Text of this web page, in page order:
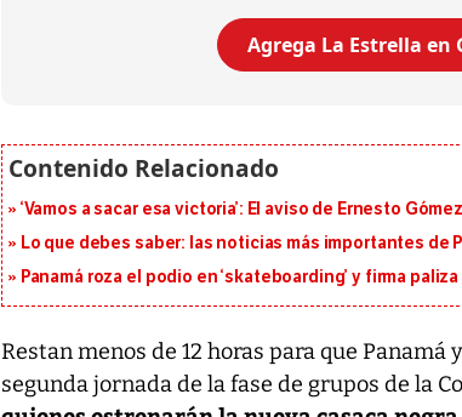
Agrega La Estrella en
‘Vamos a sacar esa victoria’: El aviso de Ernesto
Lo que debes saber: las noticias más importantes de
Panamá roza el podio en ‘skateboarding’ y firma
Restan menos de 12 horas para que
segunda jornada de la fase de grupos de la